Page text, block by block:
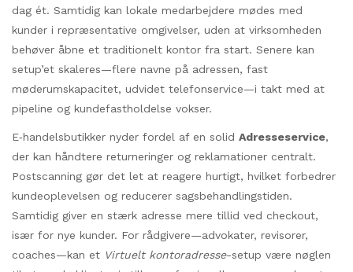
dag ét. Samtidig kan lokale medarbejdere mødes med
kunder i repræsentative omgivelser, uden at virksomheden
behøver åbne et traditionelt kontor fra start. Senere kan
setup’et skaleres—flere navne på adressen, fast
møderumskapacitet, udvidet telefonservice—i takt med at
pipeline og kundefastholdelse vokser.
E‑handelsbutikker nyder fordel af en solid Adresseservice,
der kan håndtere returneringer og reklamationer centralt.
Postscanning gør det let at reagere hurtigt, hvilket forbedrer
kundeoplevelsen og reducerer sagsbehandlingstiden.
Samtidig giver en stærk adresse mere tillid ved checkout,
især for nye kunder. For rådgivere—advokater, revisorer,
coaches—kan et Virtuelt kontoradresse-setup være nøglen